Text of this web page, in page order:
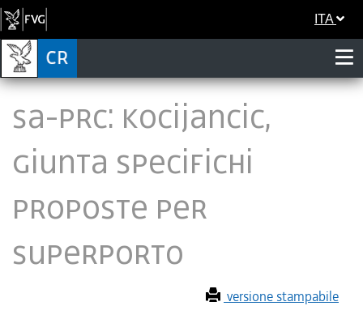
ITA
SA-PRC: Kocijancic,
Giunta specifichi
proposte per
Superporto
versione stampabile